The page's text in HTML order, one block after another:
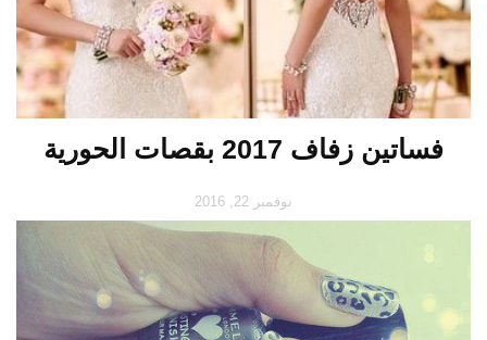
فساتين زفاف 2017 بقصات الحورية
نوفمبر 22, 2016